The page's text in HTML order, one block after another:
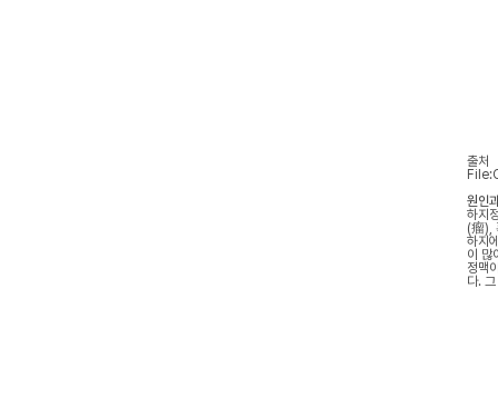
출처
원인
하지
(瘤),
하지
이 많
정맥
다.